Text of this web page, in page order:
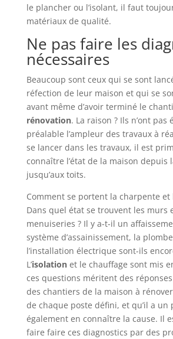
le plancher ou l’isolant, il faut
matériaux de qualité.
Ne pas faire les
nécessaires
Beaucoup sont ceux qui se sont
réfection de leur maison et qui se
avant même d’avoir terminé le
rénovation. La raison ? Ils n’ont pas
préalable l’ampleur des travaux à
se lancer dans les travaux, il est
connaître l’état de la maison depuis
jusqu’aux toits.
Comment se portent la charpente et
Dans quel état se trouvent les murs
menuiseries ? Il y a-t-il un
système d’assainissement, la
l’installation électrique sont-ils
L’isolationet le chauffage sont mis
ces questions méritent des
des chantiers de la maison à
de chaque poste défini, et qu’il a
également en connaître la cause. Il
faire faire ces diagnostics par des